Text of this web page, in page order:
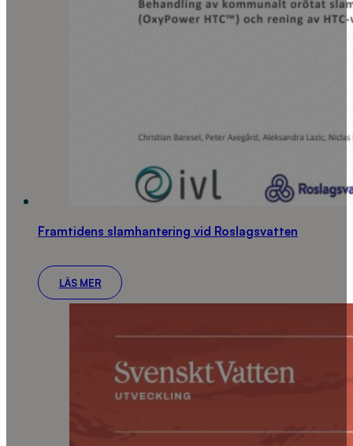
Framtidens slamhantering vid Roslagsvatten
LÄS MER